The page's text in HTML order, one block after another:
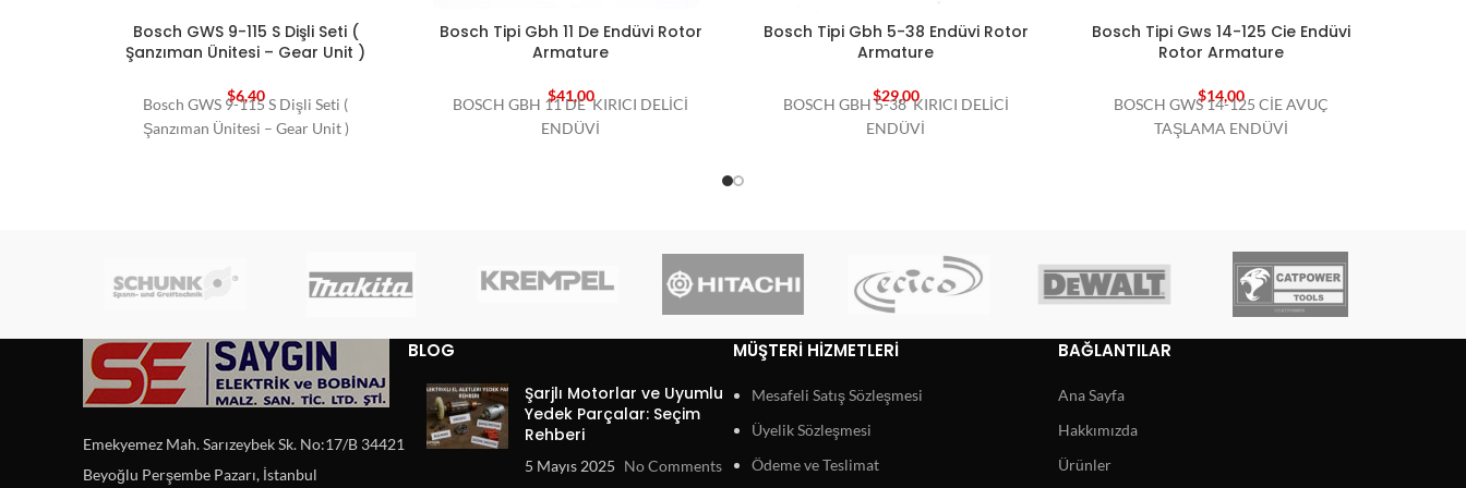
Bosch GWS 9-115 S Dişli Seti (
Şanzıman Ünitesi – Gear Unit )
$6,40
Bosch GWS 9-115 S Dişli Seti (
Şanzıman Ünitesi – Gear Unit )
Bosch Tipi Gbh 11 De Endüvi Rotor
Armature
$41,00
BOSCH GBH 11 DE KIRICI DELİCİ
ENDÜVİ
Bosch Tipi Gbh 5-38 Endüvi Rotor
Armature
$29,00
BOSCH GBH 5-38 KIRICI DELİCİ
ENDÜVİ
Bosch Tipi Gws 14-125 Cie Endüvi
Rotor Armature
$14,00
BOSCH GWS 14-125 CİE AVUÇ
TAŞLAMA ENDÜVİ
Emekyemez Mah. Sarızeybek Sk. No:17/B 34421
Beyoğlu Perşembe Pazarı, İstanbul
BLOG
Şarjlı Motorlar ve Uyumlu
Yedek Parçalar: Seçim
Rehberi
5 Mayıs 2025 No Comments
MÜŞTERI HIZMETLERI
Mesafeli Satış Sözleşmesi
Üyelik Sözleşmesi
Ödeme ve Teslimat
BAĞLANTILAR
Ana Sayfa
Hakkımızda
Ürünler